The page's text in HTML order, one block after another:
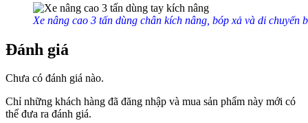
Xe nâng cao 3 tấn dùng chân kích nâng, bóp xả và di chuyển
Đánh giá
Chưa có đánh giá nào.
Chỉ những khách hàng đã đăng nhập và mua sản phẩm này mới có
thể đưa ra đánh giá.